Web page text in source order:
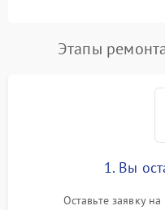
Этапы
1. Вы
Оставьте заявку